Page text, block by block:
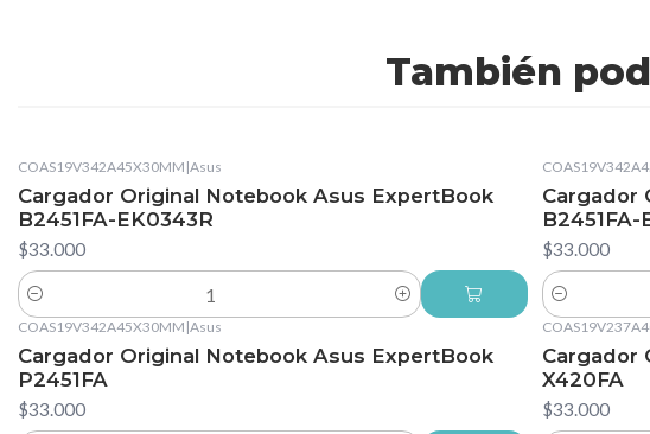
También
COAS19V342A45X30MM |Asus
Cargador Original Notebook Asus ExpertBook
B2451FA-EK0343R
$33.000
Cantidad
Cargador
$33.000
Cantidad
COAS19V342A45X30MM |Asus
Cargador Original Notebook Asus ExpertBook
P2451FA
$33.000
Cargador
X420FA
$33.000